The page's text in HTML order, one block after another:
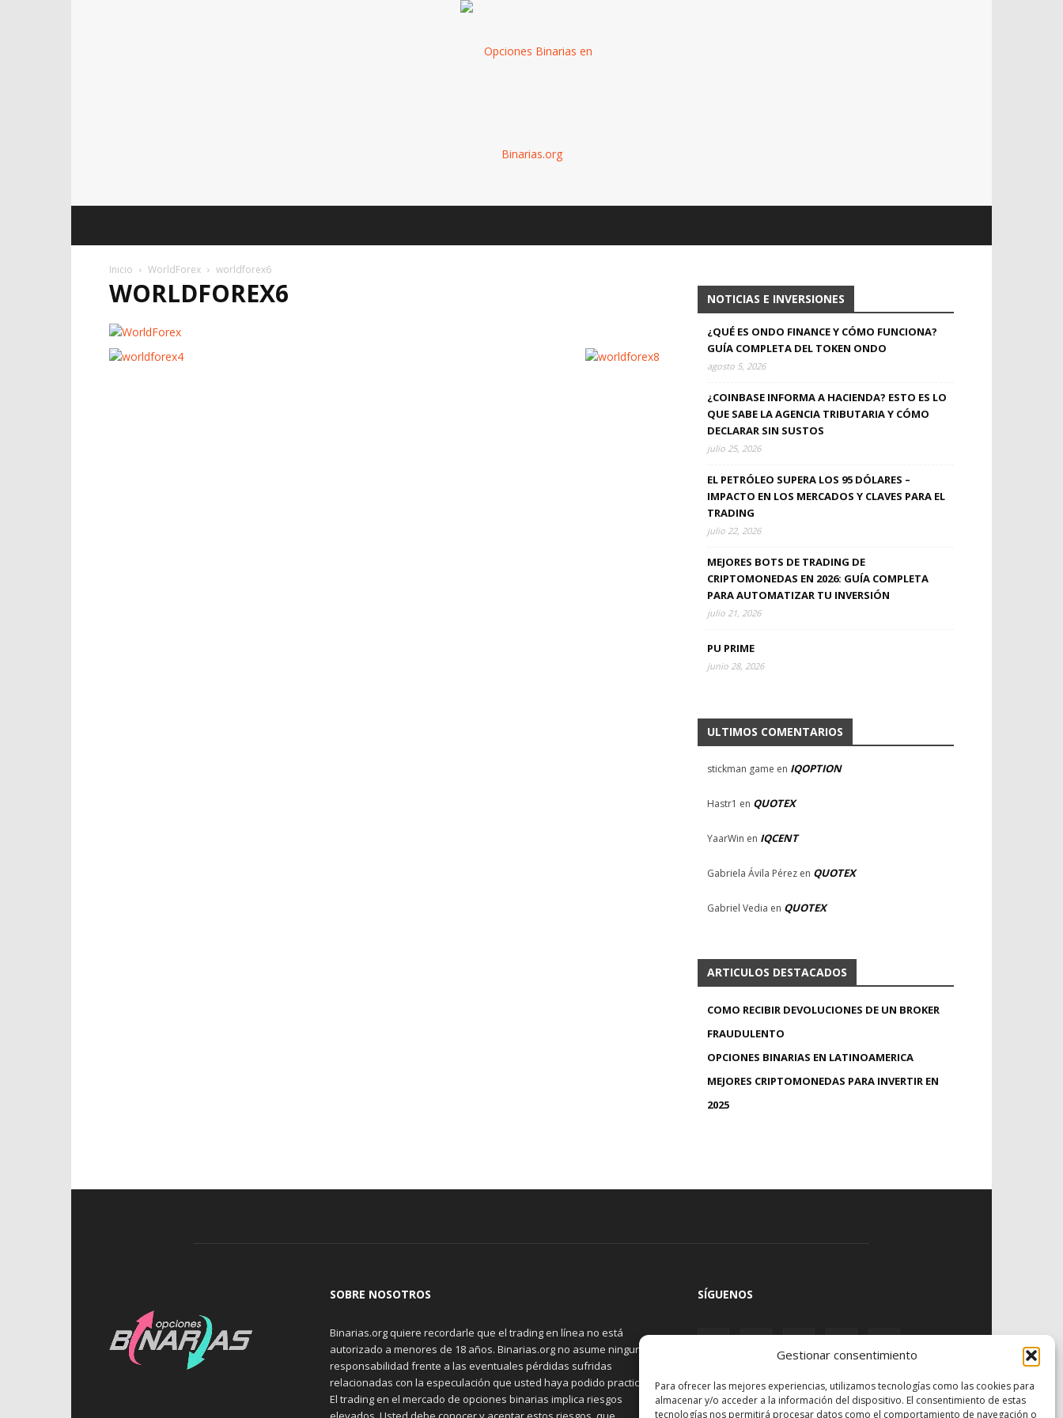
Gestionar consentimiento
Para ofrecer las mejores experiencias, utilizamos tecnologías como las cookies para
almacenar y/o acceder a la información del dispositivo. El consentimiento de estas
tecnologías nos permitirá procesar datos como el comportamiento de navegación o
Inicio WorldForex worldforex6
WORLDFOREX6 NOTICIAS E INVERSIONES
¿QUÉ ES ONDO FINANCE Y CÓMO FUNCIONA?
GUÍA COMPLETA DEL TOKEN ONDO
agosto 5, 2026
¿COINBASE INFORMA A HACIENDA? ESTO ES LO
QUE SABE LA AGENCIA TRIBUTARIA Y CÓMO
DECLARAR SIN SUSTOS
julio 25, 2026
EL PETRÓLEO SUPERA LOS 95 DÓLARES –
IMPACTO EN LOS MERCADOS Y CLAVES PARA EL
TRADING
julio 22, 2026
MEJORES BOTS DE TRADING DE
CRIPTOMONEDAS EN 2026: GUÍA COMPLETA
PARA AUTOMATIZAR TU INVERSIÓN
julio 21, 2026
PU PRIME
junio 28, 2026
ULTIMOS COMENTARIOS
stickman game en IQOPTION
Hastr1 en QUOTEX
YaarWin en IQCENT
Gabriela Ávila Pérez en QUOTEX
Gabriel Vedia en QUOTEX
ARTICULOS DESTACADOS
COMO RECIBIR DEVOLUCIONES DE UN BROKER
FRAUDULENTO
OPCIONES BINARIAS EN LATINOAMERICA
MEJORES CRIPTOMONEDAS PARA INVERTIR EN
2025
SOBRE NOSOTROS
Binarias.org quiere recordarle que el trading en línea no está
autorizado a menores de 18 años. Binarias.org no asume ninguna
responsabilidad frente a las eventuales pérdidas sufridas
relacionadas con la especulación que usted haya podido practicar.
El trading en el mercado de opciones binarias implica riesgos
SÍGUENOS